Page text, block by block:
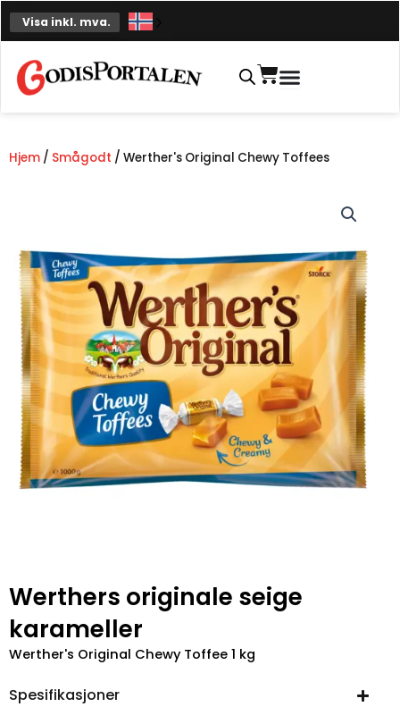
Hopp
til
Visa inkl. mva.
Handlekurv
Hjem / Smågodt / Werther's Original Chewy Toffees
Werthers originale seige
karameller
Werther's Original Chewy Toffee 1 kg
Spesifikasjoner